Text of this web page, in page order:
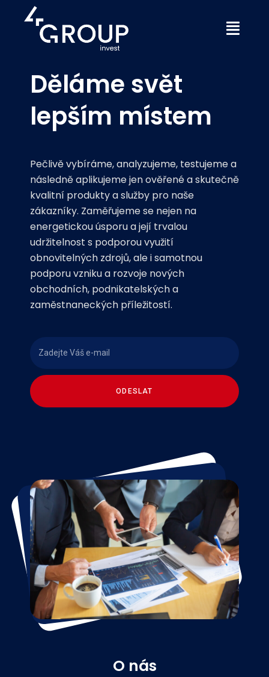
Děláme svět
lepším místem
Pečlivě vybíráme, analyzujeme, testujeme a
následně aplikujeme jen ověřené a skutečně
kvalitní produkty a služby pro naše
zákazníky. Zaměřujeme se nejen na
energetickou úsporu a její trvalou
udržitelnost s podporou využití
obnovitelných zdrojů, ale i samotnou
podporu vzniku a rozvoje nových
obchodních, podnikatelských a
zaměstnaneckých příležitostí.
ODESLAT
O nás